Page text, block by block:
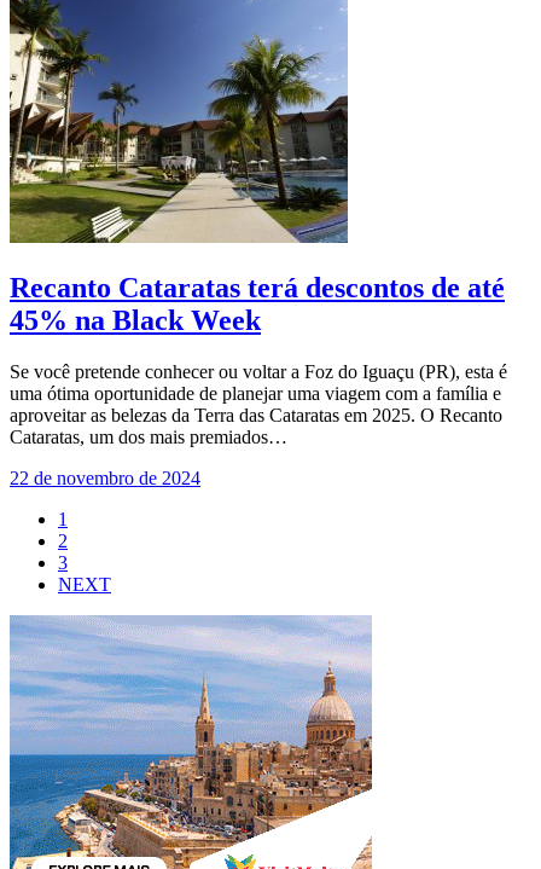
Recanto Cataratas terá descontos de até
45% na Black Week
Se você pretende conhecer ou voltar a Foz do Iguaçu (PR), esta é
uma ótima oportunidade de planejar uma viagem com a família e
aproveitar as belezas da Terra das Cataratas em 2025. O Recanto
Cataratas, um dos mais premiados…
22 de novembro de 2024
1
2
3
NEXT